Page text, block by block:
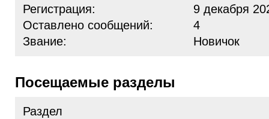
Регистрация:
9 декабря
Оставлено сообщений:
4
Звание:
Новичок
Посещаемые разделы
Раздел